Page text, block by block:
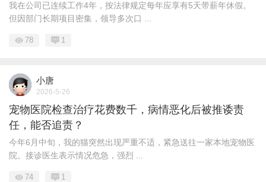
我在公司已连续工作4年，按法律规定每年应享有5天带薪年休假。
但因部门长期项目密集，领导多次口 ...
78 1
小唐
2026-5-26
宠物医院检查治疗花费数千，病情恶化后被推诿责
任，能否追责？
今年6月中旬，我的猫突然出现严重不适，紧急送往一家本地宠物医
院。接诊医生表示情况危急，强烈 ...
74 1